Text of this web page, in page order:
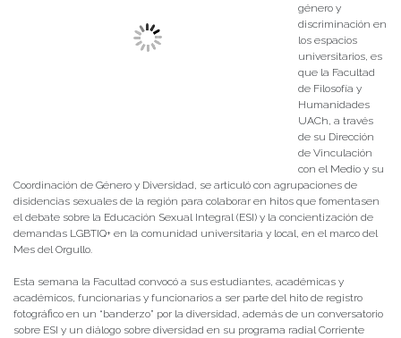
género y
discriminación en
los espacios
universitarios, es
que la Facultad
de Filosofía y
Humanidades
UACh, a través
de su Dirección
de Vinculación
con el Medio y su
Coordinación de Género y Diversidad, se articuló con agrupaciones de
disidencias sexuales de la región para colaborar en hitos que fomentasen
el debate sobre la Educación Sexual Integral (ESI) y la concientización de
demandas LGBTIQ+ en la comunidad universitaria y local, en el marco del
Mes del Orgullo.
Esta semana la Facultad convocó a sus estudiantes, académicas y
académicos, funcionarias y funcionarios a ser parte del hito de registro
fotográfico en un “banderzo” por la diversidad, además de un conversatorio
sobre ESI y un diálogo sobre diversidad en su programa radial Corriente